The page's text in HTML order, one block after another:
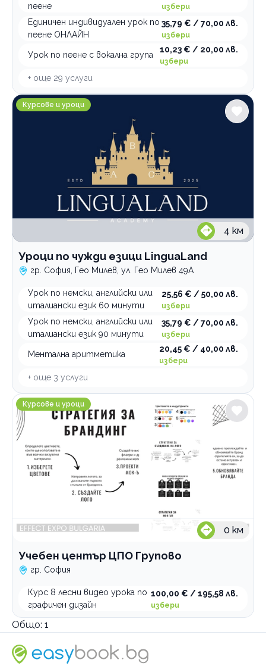
пеене
избери
Единичен индивидуален урок по
пеене ОНЛАЙН
35,79 € / 70,00 лв.
избери
Урок по пеене с вокална група
10,23 € / 20,00 лв.
избери
+ още 29 услуги
Уроци по чужди езици LinguaLand
Курсове и уроци
4 км
Уроци по чужди езици LinguaLand
гр. София, Гео Милев, ул. Гео Милев 49А
Урок по немски, английски или
италиански език 60 минути
25,56 € / 50,00 лв.
избери
Урок по немски, английски или
италиански език 90 минути
35,79 € / 70,00 лв.
избери
Ментална аритметика
20,45 € / 40,00 лв.
избери
+ още 3 услуги
Учебен център ЦПО Групово
Курсове и уроци
0 км
Учебен център ЦПО Групово
гр. София
Курс 8 лесни видео урока по
графичен дизайн
100,00 € / 195,58 лв.
избери
Общо: 1